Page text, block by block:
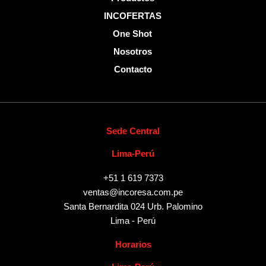
INCOFERTAS
One Shot
Nosotros
Contacto
Sede Central
Lima-Perú
+51 1 619 7373
ventas@incoresa.com.pe
Santa Bernardita 024 Urb. Palomino
Lima - Perú
Horarios